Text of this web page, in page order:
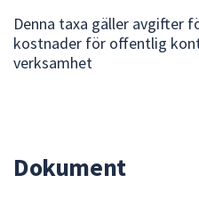
Denna taxa gäller avgifter
kostnader för offentlig
verksamhet
Dokument